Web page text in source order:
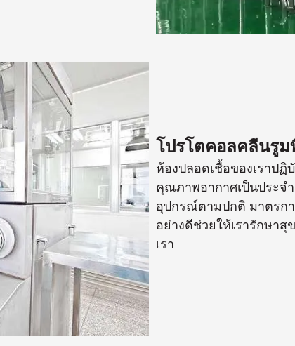
โปรโตคอลคลีนรูม
ห้องปลอดเชื้อของเราป
คุณภาพอากาศเป็นประจํ
อุปกรณ์ตามปกติ มาตรก
อย่างดีช่วยให้เรารักษา
เรา